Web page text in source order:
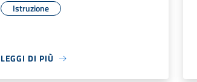
Istruzione
LEGGI DI PIÙ